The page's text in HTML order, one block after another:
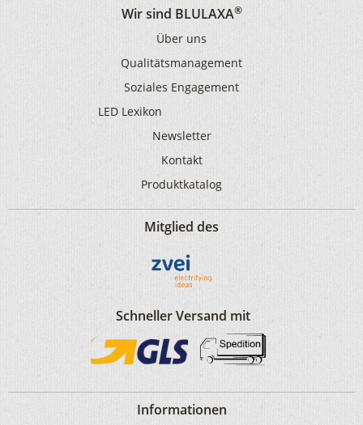
Wir sind BLULAXA®
Über uns
Qualitätsmanagement
Soziales Engagement
LED Lexikon
Newsletter
Kontakt
Produktkatalog
Mitglied des
Schneller Versand mit
Informationen